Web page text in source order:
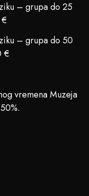
– grupa do 25
– grupa do 50
€
vremena Muzeja